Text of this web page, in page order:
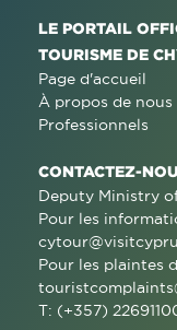
LE PORTAIL
TOURISME DE
Page d'accueil
À propos de nous
Professionnels
CONTACTEZ-
Deputy Ministry
Pour les
Pour les plaintes
T: (+357)